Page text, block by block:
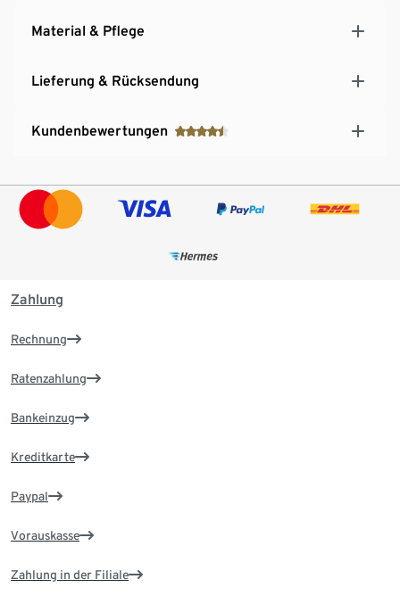
Material & Pflege
Lieferung & Rücksendung
Kundenbewertungen
Zahlung
Rechnung
Ratenzahlung
Bankeinzug
Kreditkarte
Paypal
Vorauskasse
Zahlung in der Filiale